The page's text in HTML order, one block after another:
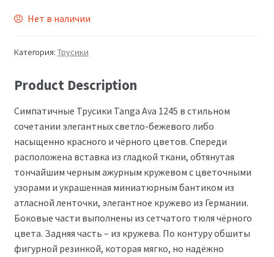
Нет в наличии
Категория: Трусики
Product Description
Симпатичные Трусики Tanga Ava 1245 в стильном
сочетании элегантных светло-бежевого либо
насыщенно красного и чёрного цветов. Спереди
расположена вставка из гладкой ткани, обтянутая
тончайшим черным ажурным кружевом с цветочными
узорами и украшенная миниатюрным бантиком из
атласной ленточки, элегантное кружево из Германии.
Боковые части выполнены из сетчатого тюля чёрного
цвета. Задняя часть – из кружева. По контуру обшиты
фигурной резинкой, которая мягко, но надёжно